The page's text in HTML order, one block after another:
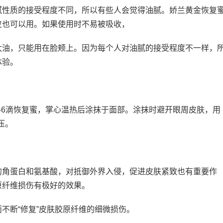
质的接受程度不同，所以有些人会觉得油腻。娇兰黄金恢复
可以用。如果使用时不易被吸收，
，只能用在脸颊上。因为每个人对油腻的接受程度不一样，
。
恢复蜜，掌心温热后涂抹于面部。涂抹时避开眼周皮肤，用
蛋白和氨基酸，对抵御外界入侵，促进皮肤紧致也有重要作
维损伤有极好的效果。
断“修复”皮肤胶原纤维的细微损伤。